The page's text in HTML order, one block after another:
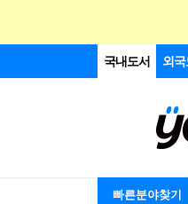
국내도서 외국
빠른분야찾기